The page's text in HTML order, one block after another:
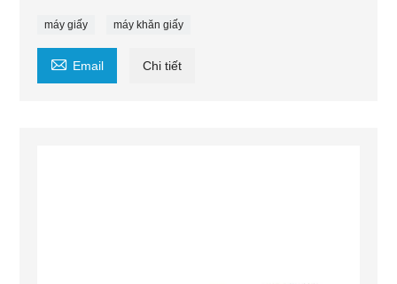
máy giấy máy khăn giấy
 Email Chi tiết